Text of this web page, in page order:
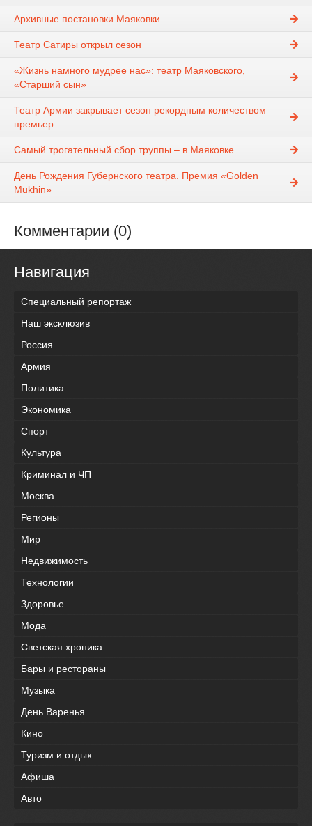
Архивные постановки Маяковки
Театр Сатиры открыл сезон
«Жизнь намного мудрее нас»: театр Маяковского,
«Старший сын»
Театр Армии закрывает сезон рекордным количеством
премьер
Самый трогательный сбор труппы – в Маяковке
День Рождения Губернского театра. Премия «Golden
Mukhin»
Комментарии (0)
Навигация
Специальный репортаж
Наш эксклюзив
Россия
Армия
Политика
Экономика
Спорт
Культура
Криминал и ЧП
Москва
Регионы
Мир
Недвижимость
Технологии
Здоровье
Мода
Светская хроника
Бары и рестораны
Музыка
День Варенья
Кино
Туризм и отдых
Афиша
Авто